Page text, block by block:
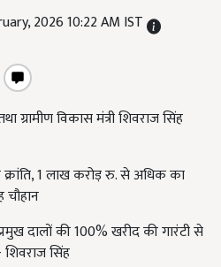
2026 10:22 AM IST
ग्रामीण विकास मंत्री शिवराज सिंह
1 लाख करोड़ रु. से अधिक का
चौहान
दालों की 100% खरीद की गारंटी से
सिंह